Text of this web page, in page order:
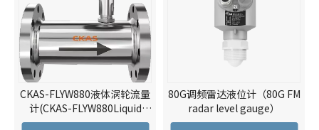
CKAS-FLYW880液体涡轮流量
计(CKAS-FLYW880Liquid
Turbine Flowmeter)
80G调频雷达液位计（80G FM
radar level gauge）